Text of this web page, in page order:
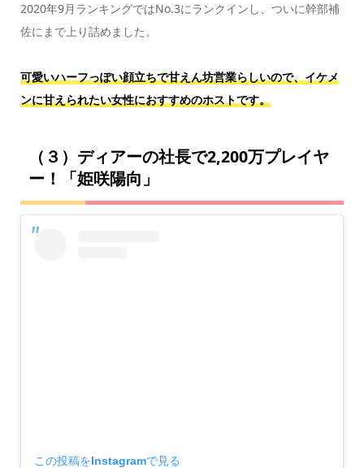
2020年9月ランキングではNo.3にランクインし、ついに幹部補
佐にまで上り詰めました。
可愛いハーフっぽい顔立ちで甘えん坊営業らしいので、イケメ
ンに甘えられたい女性におすすめのホストです。
（３）ディアーの社長で2,200万プレイヤ
ー！「姫咲陽向」
この投稿をInstagramで見る